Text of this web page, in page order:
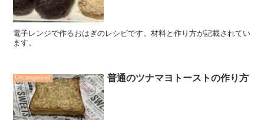
電子レンジで作るおはぎのレシピです。材料と作り方が記載されてい
ます。
Uncategorized 普通のツナマヨトーストの作り方